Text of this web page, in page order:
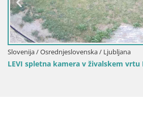
/ Ljubljana
živalskem vrtu Ljubljana Zoo